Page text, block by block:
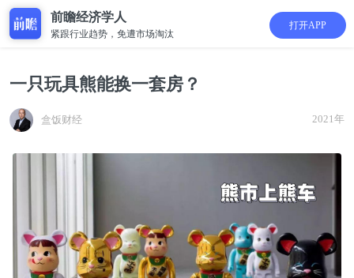
前瞻经济学人
紧跟行业趋势，免遭市场淘汰
打开APP
一只玩具熊能换一套房？
盒饭财经 2021年